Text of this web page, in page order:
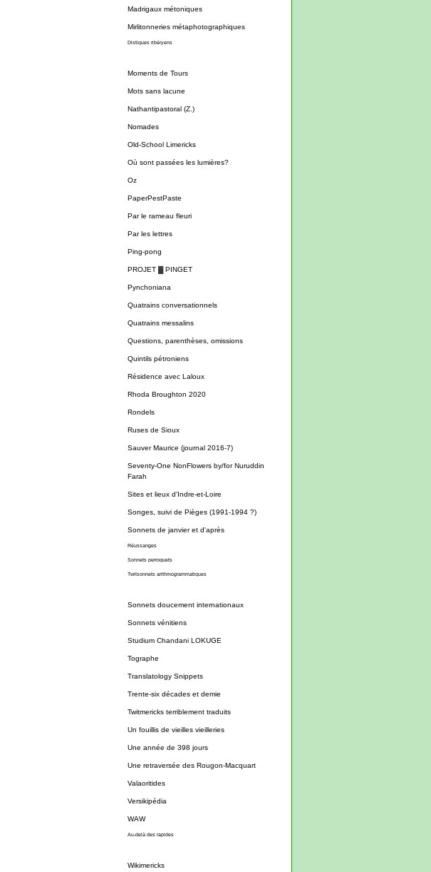
Madrigaux métoniques
Mirlitonneries métaphotographiques
Distiques ribéryens
Moments de Tours
Mots sans lacune
Nathantipastoral (Z.)
Nomades
Old-School Limericks
Où sont passées les lumières?
Oz
PaperPestPaste
Par le rameau fleuri
Par les lettres
Ping-pong
PROJET ▓ PINGET
Pynchoniana
Quatrains conversationnels
Quatrains messalins
Questions, parenthèses, omissions
Quintils pétroniens
Résidence avec Laloux
Rhoda Broughton 2020
Rondels
Ruses de Sioux
Sauver Maurice (journal 2016-7)
Seventy-One NonFlowers by/for Nuruddin
Farah
Sites et lieux d'Indre-et-Loire
Songes, suivi de Pièges (1991-1994 ?)
Sonnets de janvier et d'après
Réussanges
Sonnets perroquets
Twitsonnets arithmogrammatiques
Sonnets doucement internationaux
Sonnets vénitiens
Studium Chandani LOKUGE
Tographe
Translatology Snippets
Trente-six décades et demie
Twitmericks terriblement traduits
Un fouillis de vieilles vieilleries
Une année de 398 jours
Une retraversée des Rougon-Macquart
Valaoritides
Versikipédia
WAW
Au-delà des rapides
Wikimericks